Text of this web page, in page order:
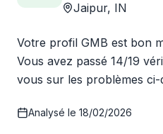
Jaipur, IN
Votre profil GMB est bon
Vous avez passé 14/19
vous sur les problèmes ci-
Analysé le 18/02/2026